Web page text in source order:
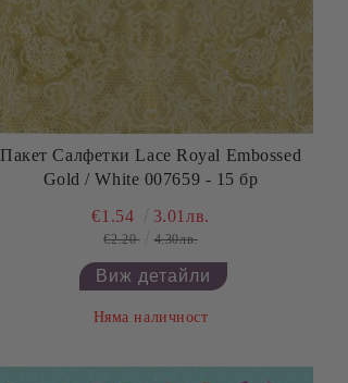
Пакет Салфетки Lace Royal Embossed
Gold / White 007659 - 15 бр
€1.54 3.01лв.
€2.20 4.30лв.
Виж детайли
Няма наличност